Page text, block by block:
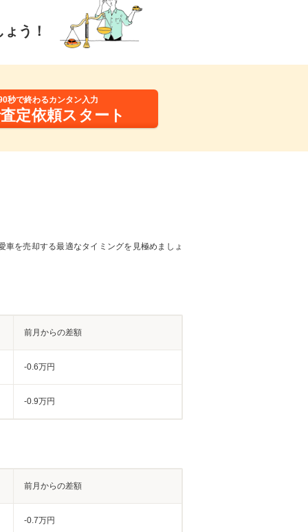
ょう！
秒で終わるカンタン入力
定依頼スタート
を売却する最適なタイミングを見極めましょ
前月からの差額
-0.6万円
-0.9万円
前月からの差額
-0.7万円